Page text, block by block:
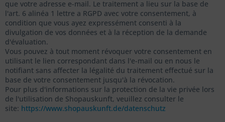
que votre adresse e-mail. Le traitement a lieu sur la base de
l'art. 6 alinéa 1 lettre a RGPD avec votre consentement, à
condition que vous ayez expressément consenti à la
divulgation de vos données et à la réception de la demande
d'évaluation.
Vous pouvez à tout moment révoquer votre consentement en
utilisant le lien correspondant dans l'e-mail ou en nous le
notifiant sans affecter la légalité du traitement effectué sur la
base de votre consentement jusqu'à la révocation.
Pour plus d'informations sur la protection de la vie privée lors
de l'utilisation de Shopauskunft, veuillez consulter le
site: https://www.shopauskunft.de/datenschutz